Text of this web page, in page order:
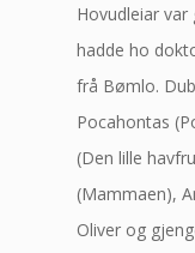
Hovudleiar
hadde ho
frå Bømlo.
Pocahontas
(Den lille
(Mammaen),
Oliver og